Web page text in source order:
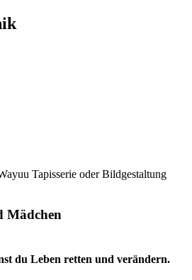
Tapisserie oder Bildgestaltung
Mädchen
du Leben retten und verändern.